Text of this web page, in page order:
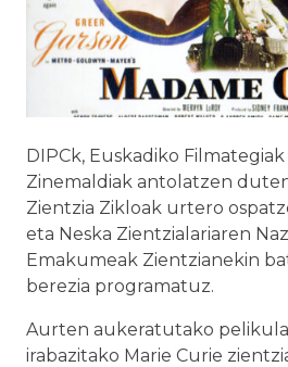
DIPCk, Euskadiko
Zinemaldiak antolatzen
Zientzia Zikloak urtero
eta Neska Zientzialariaren
Emakumeak Zientzianekin
berezia programatuz.
Aurten aukeratutako pelikula
irabazitako Marie Curie